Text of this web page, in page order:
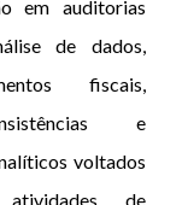
em auditorias
de dados,
fiscais,
e
voltados
de